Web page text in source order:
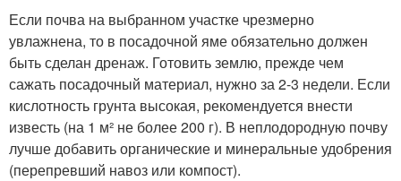
Если почва на выбранном участке чрезмерно
увлажнена, то в посадочной яме обязательно должен
быть сделан дренаж. Готовить землю, прежде чем
сажать посадочный материал, нужно за 2-3 недели. Если
кислотность грунта высокая, рекомендуется внести
известь (на 1 м² не более 200 г). В неплодородную почву
лучше добавить органические и минеральные удобрения
(перепревший навоз или компост).